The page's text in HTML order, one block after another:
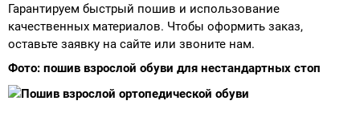
Гарантируем быстрый пошив и использование
качественных материалов. Чтобы оформить заказ,
оставьте заявку на сайте или звоните нам.
Фото: пошив взрослой обуви для нестандартных стоп